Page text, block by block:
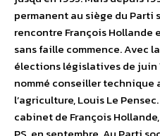
permanent au siège du Parti
rencontre François Hollande
sans faille commence. Avec
élections législatives de juin
nommé conseiller technique
l’agriculture, Louis Le
cabinet de François